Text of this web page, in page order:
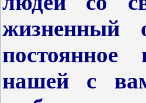
постоянное
нашей с